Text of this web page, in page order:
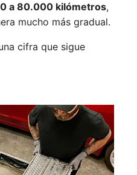
a 80.000 kilómetros,
mucho más gradual.
cifra que sigue